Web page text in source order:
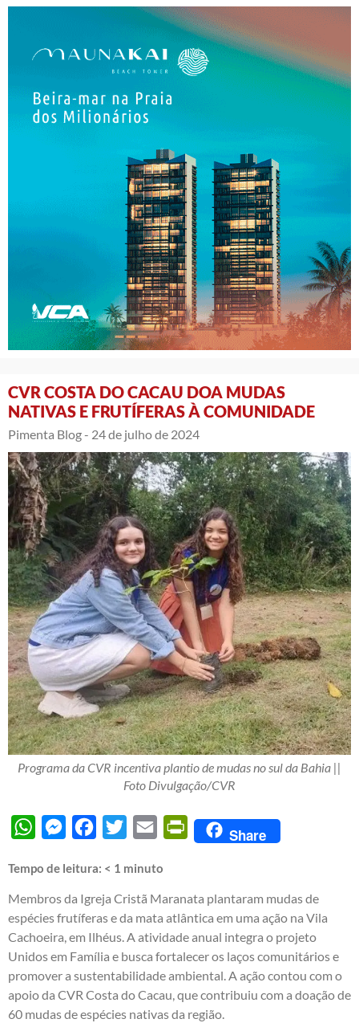
CVR COSTA DO CACAU DOA MUDAS
NATIVAS E FRUTÍFERAS À COMUNIDADE
Pimenta Blog - 24 de julho de 2024
Programa da CVR incentiva plantio de mudas no sul da Bahia ||
Foto Divulgação/CVR
WhatsAppMessengerFacebook
Twitter Email PrintFriendly
Share
Tempo de leitura: < 1 minuto
Membros da Igreja Cristã Maranata plantaram mudas de
espécies frutíferas e da mata atlântica em uma ação na Vila
Cachoeira, em Ilhéus. A atividade anual integra o projeto
Unidos em Família e busca fortalecer os laços comunitários e
promover a sustentabilidade ambiental. A ação contou com o
apoio da CVR Costa do Cacau, que contribuiu com a doação de
60 mudas de espécies nativas da região.